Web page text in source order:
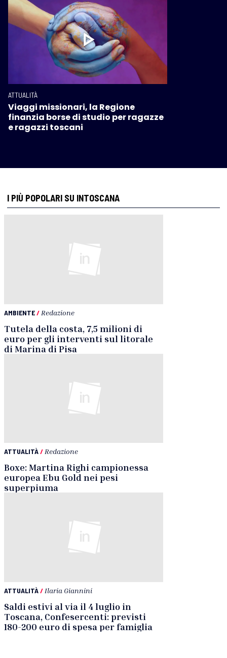
ATTUALITÀ
Viaggi missionari, la Regione
finanzia borse di studio per ragazze
e ragazzi toscani
I PIÙ POPOLARI SU INTOSCANA
AMBIENTE/ Redazione
Tutela della costa, 7,5 milioni di
euro per gli interventi sul litorale
di Marina di Pisa
ATTUALITÀ/ Redazione
Boxe: Martina Righi campionessa
europea Ebu Gold nei pesi
superpiuma
ATTUALITÀ/ Ilaria Giannini
Saldi estivi al via il 4 luglio in
Toscana, Confesercenti: previsti
180-200 euro di spesa per famiglia